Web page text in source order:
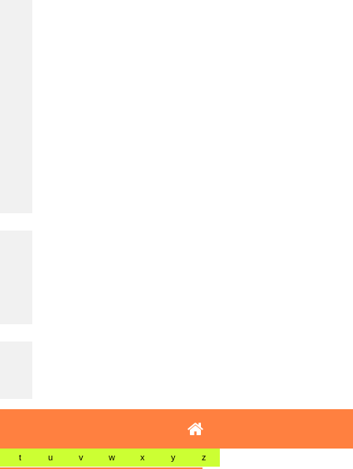
t u v w x y z